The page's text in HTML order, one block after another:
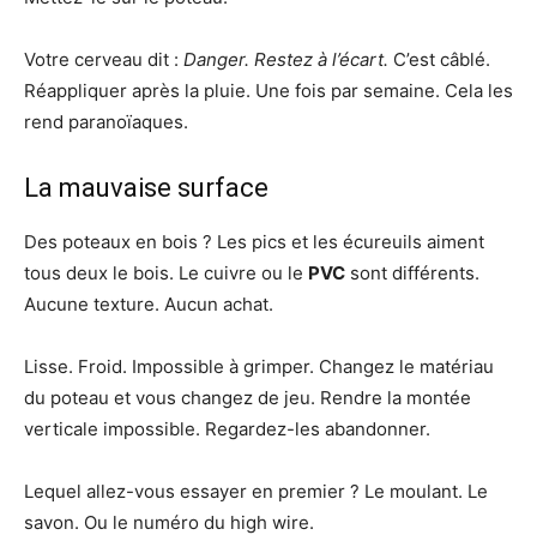
Votre cerveau dit : Danger. Restez à l’écart. C’est câblé.
Réappliquer après la pluie. Une fois par semaine. Cela les
rend paranoïaques.
La mauvaise surface
Des poteaux en bois ? Les pics et les écureuils aiment
tous deux le bois. Le cuivre ou le PVC sont différents.
Aucune texture. Aucun achat.
Lisse. Froid. Impossible à grimper. Changez le matériau
du poteau et vous changez de jeu. Rendre la montée
verticale impossible. Regardez-les abandonner.
Lequel allez-vous essayer en premier ? Le moulant. Le
savon. Ou le numéro du high wire.